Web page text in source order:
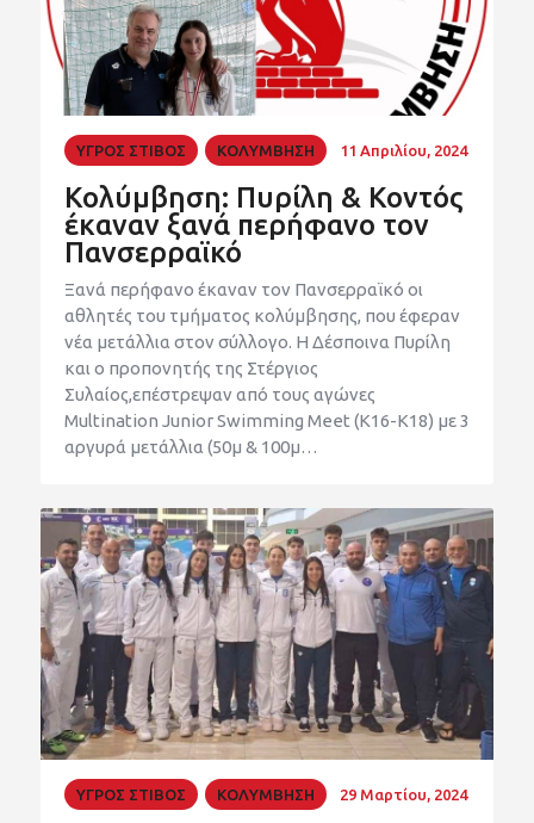
ΥΓΡΟΣ ΣΤΙΒΟΣ ΚΟΛΥΜΒΗΣΗ 11 Απριλίου, 2024
Κολύμβηση: Πυρίλη & Κοντός
έκαναν ξανά περήφανο τον
Πανσερραϊκό
Ξανά περήφανο έκαναν τον Πανσερραϊκό οι
αθλητές του τμήματος κολύμβησης, που έφεραν
νέα μετάλλια στον σύλλογο. Η Δέσποινα Πυρίλη
και ο προπονητής της Στέργιος
Συλαίος,επέστρεψαν από τους αγώνες
Multination Junior Swimming Meet (Κ16-Κ18) με 3
αργυρά μετάλλια (50μ & 100μ…
ΥΓΡΟΣ ΣΤΙΒΟΣ ΚΟΛΥΜΒΗΣΗ 29 Μαρτίου, 2024